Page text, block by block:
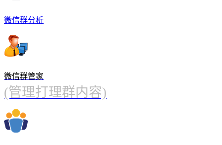
微信群分析
微信群管家
(管理打理群内容)